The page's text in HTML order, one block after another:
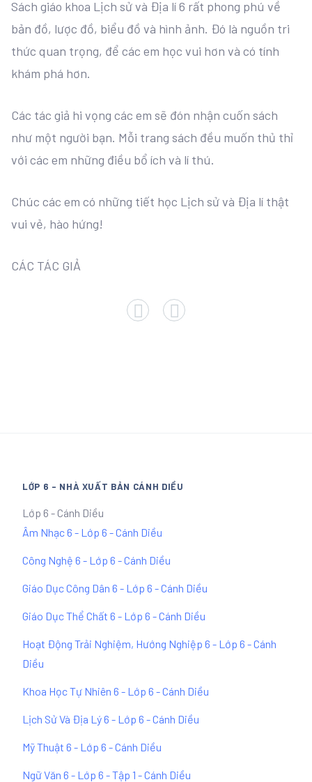
Sách giáo khoa Lịch sử và Địa lí 6 rất phong phú về
bản đồ, lược đồ, biểu đồ và hình ảnh. Đó là nguồn tri
thức quan trọng, để các em học vui hơn và có tính
khám phá hơn.
Các tác giả hi vọng các em sẽ đón nhận cuốn sách
như một người bạn. Mỗi trang sách đều muốn thủ thỉ
với các em những điều bổ ích và lí thú.
Chúc các em có những tiết học Lịch sử và Địa lí thật
vui vẻ, hào hứng!
CÁC TÁC GIẢ
LỚP 6 - NHÀ XUẤT BẢN CÁNH DIỀU
Lớp 6 - Cánh Diều
Âm Nhạc 6 - Lớp 6 - Cánh Diều
Công Nghệ 6 - Lớp 6 - Cánh Diều
Giáo Dục Công Dân 6 - Lớp 6 - Cánh Diều
Giáo Dục Thể Chất 6 - Lớp 6 - Cánh Diều
Hoạt Động Trải Nghiệm, Hướng Nghiệp 6 - Lớp 6 - Cánh
Diều
Khoa Học Tự Nhiên 6 - Lớp 6 - Cánh Diều
Lịch Sử Và Địa Lý 6 - Lớp 6 - Cánh Diều
Mỹ Thuật 6 - Lớp 6 - Cánh Diều
Ngữ Văn 6 - Lớp 6 - Tập 1 - Cánh Diều